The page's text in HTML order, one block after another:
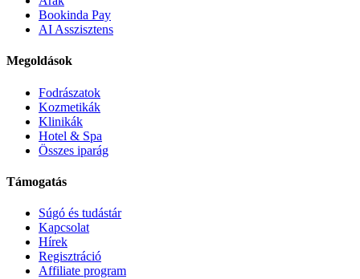
Bookinda Pay
AI Asszisztens
Megoldások
Fodrászatok
Kozmetikák
Klinikák
Hotel & Spa
Összes iparág
Támogatás
Súgó és tudástár
Kapcsolat
Hírek
Regisztráció
Affiliate program